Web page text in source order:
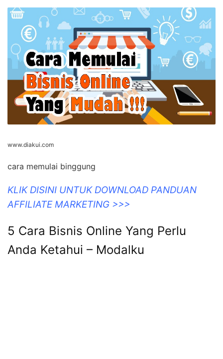
www.diakui.com
cara memulai binggung
KLIK DISINI UNTUK DOWNLOAD PANDUAN
AFFILIATE MARKETING >>>
5 Cara Bisnis Online Yang Perlu
Anda Ketahui – Modalku